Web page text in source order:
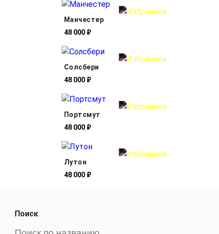
Манчестер
48 000 ₽
Солсбери
48 000 ₽
Портсмут
48 000 ₽
Лутон
48 000 ₽
Поиск